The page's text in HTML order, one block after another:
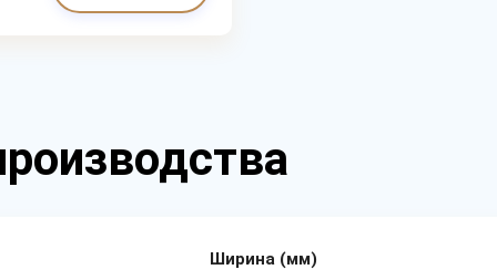
Ширина (мм)